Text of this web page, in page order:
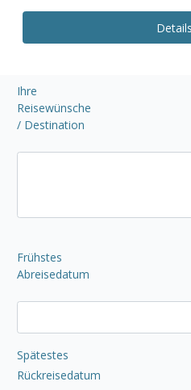
Details
Ihre
Reisewünsche
/ Destination
Frühstes
Abreisedatum
Spätestes
Rückreisedatum